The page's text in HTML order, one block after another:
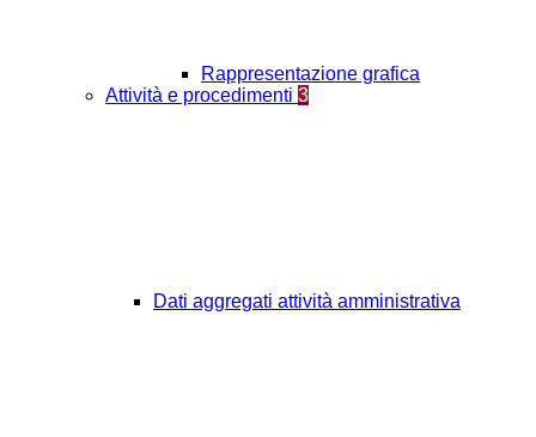
Rappresentazione grafica
Attività e procedimenti 3
Dati aggregati attività amministrativa